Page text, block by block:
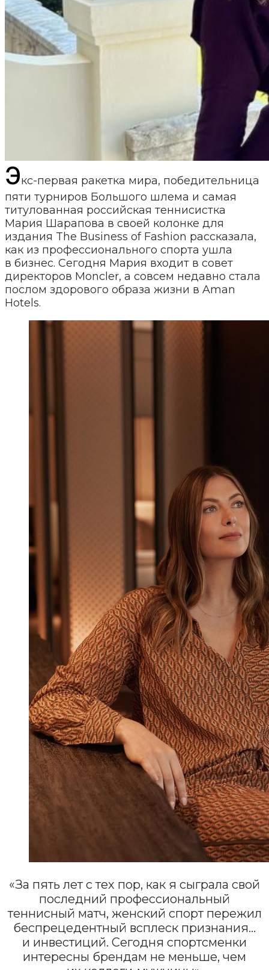
Экс-первая ракетка мира, победительница
пяти турниров Большого шлема и самая
титулованная российская теннисистка
Мария Шарапова в своей колонке для
издания The Business of Fashion рассказала,
как из профессионального спорта ушла
в бизнес. Сегодня Мария входит в совет
директоров Moncler, а совсем недавно стала
послом здорового образа жизни в Aman
Hotels.
«За пять лет с тех пор, как я сыграла свой
последний профессиональный
теннисный матч, женский спорт пережил
беспрецедентный всплеск признания…
и инвестиций. Сегодня спортсменки
интересны брендам не меньше, чем